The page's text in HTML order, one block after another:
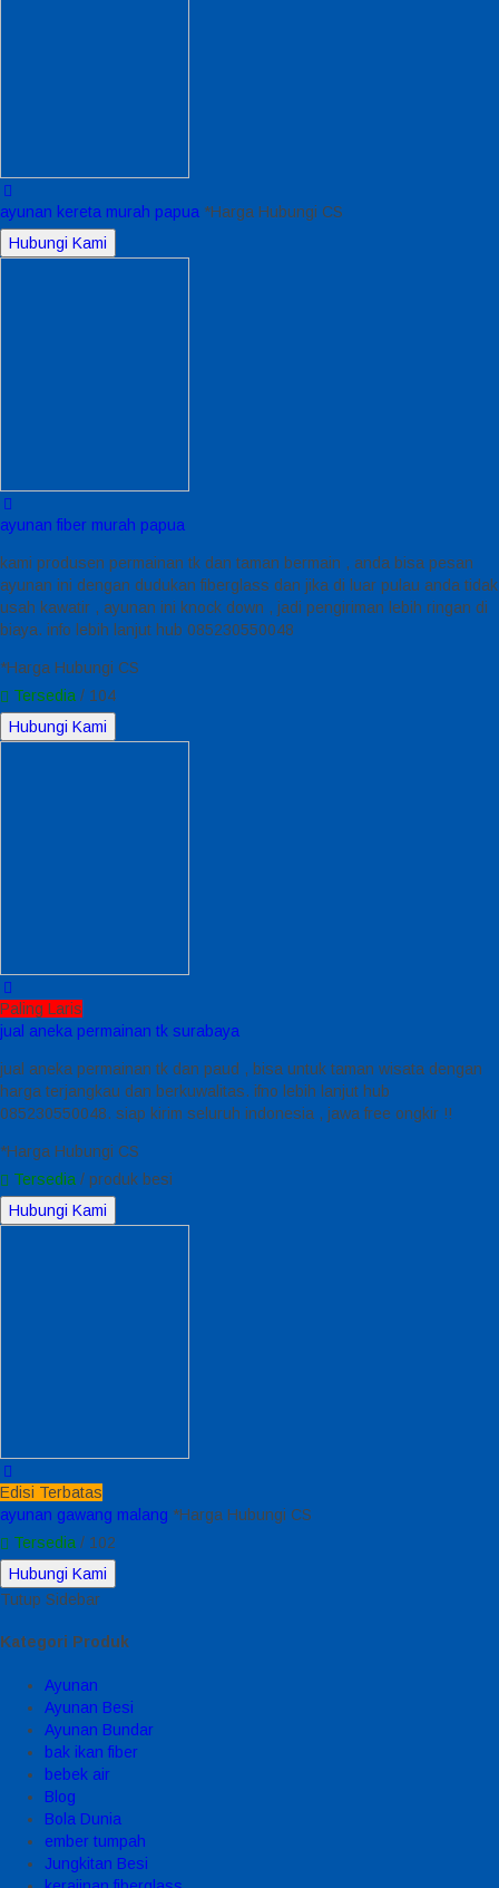
ayunan kereta murah papua *Harga Hubungi CS
Hubungi Kami
ayunan fiber murah papua
kami produsen permainan tk dan taman bermain , anda bisa pesan
ayunan ini dengan dudukan fiberglass dan jika di luar pulau anda tidak
usah kawatir , ayunan ini knock down , jadi pengiriman lebih ringan di
biaya. info lebih lanjut hub 085230550048
*Harga Hubungi CS
Tersedia / 104
Hubungi Kami
Paling Laris
jual aneka permainan tk surabaya
jual aneka permainan tk dan paud , bisa untuk taman wisata dengan
harga terjangkau dan berkuwalitas. ifno lebih lanjut hub
085230550048. siap kirim seluruh indonesia , jawa free ongkir !!
*Harga Hubungi CS
Tersedia / produk besi
Hubungi Kami
Edisi Terbatas
ayunan gawang malang *Harga Hubungi CS
Tersedia / 102
Hubungi Kami
Tutup Sidebar
Kategori Produk
Ayunan
Ayunan Besi
Ayunan Bundar
bak ikan fiber
bebek air
Blog
Bola Dunia
ember tumpah
Jungkitan Besi